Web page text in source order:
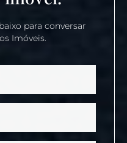
para conversar
Imóveis.